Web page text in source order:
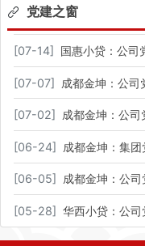
党建之窗
[07-14] 国惠小贷：公司
[07-07] 成都金坤：公司
[07-02] 成都金坤：公
[06-24] 成都金坤：集
[06-05] 成都金坤：公
[05-28] 华西小贷：公